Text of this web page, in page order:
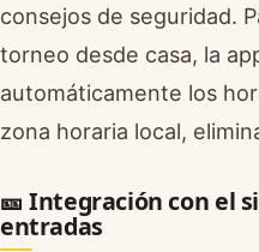
consejos de seguridad.
torneo desde casa, la
automáticamente los
zona horaria local,
🎫 Integración con el
entradas